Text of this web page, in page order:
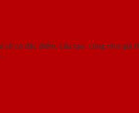
có đặc điểm, cấu tạo cũng như giá